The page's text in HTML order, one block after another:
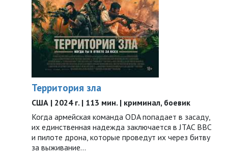
Территория зла
США | 2024 г. | 113 мин. | криминал, боевик
Когда армейская команда ODA попадает в засаду,
их единственная надежда заключается в JTAC ВВС
и пилоте дрона, которые проведут их через битву
за выживание…